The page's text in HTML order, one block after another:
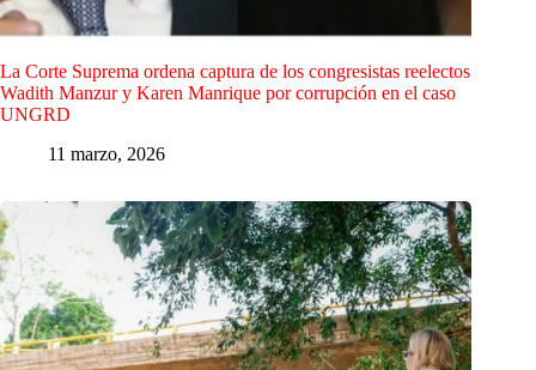
La Corte Suprema ordena captura de los congresistas reelectos
Wadith Manzur y Karen Manrique por corrupción en el caso
UNGRD
11 marzo, 2026